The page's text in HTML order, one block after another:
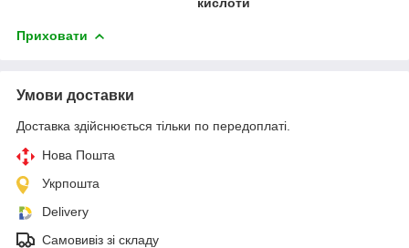
Приховати
Умови доставки
Доставка здійснюється тільки по передоплаті.
Нова Пошта
Укрпошта
Delivery
Самовивіз зі складу